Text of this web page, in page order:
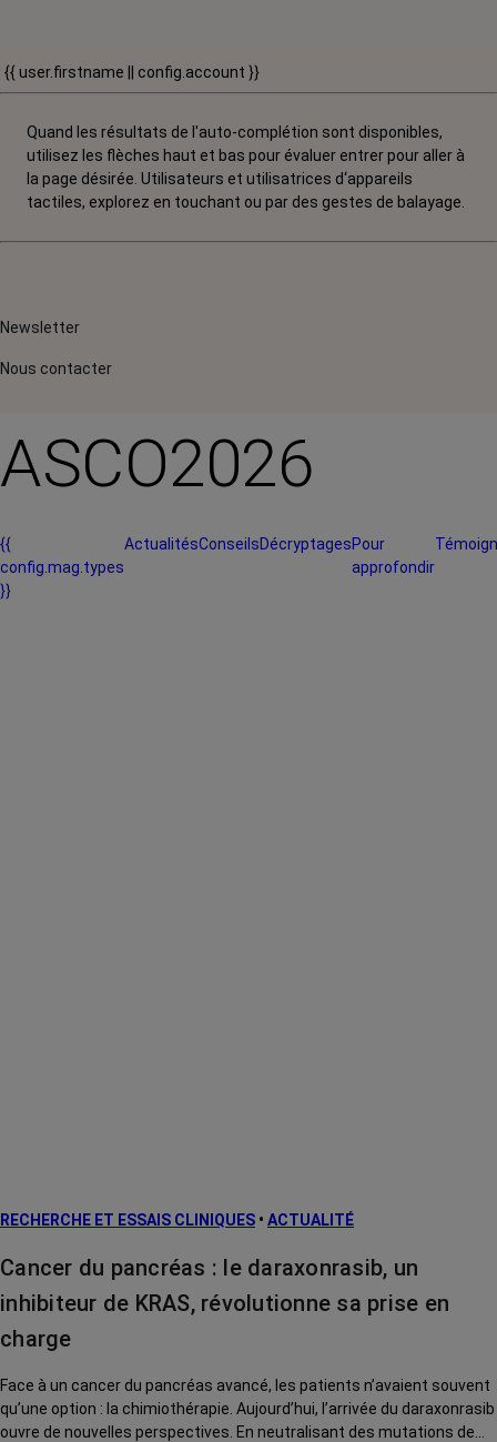
{{ user.firstname || config.account }}
Quand les résultats de l'auto-complétion sont disponibles,
utilisez les flèches haut et bas pour évaluer entrer pour aller à
la page désirée. Utilisateurs et utilisatrices d‘appareils
tactiles, explorez en touchant ou par des gestes de balayage.
Newsletter
Nous contacter
ASCO2026
{{
config.mag.types
}}
ActualitésConseilsDécryptagesPour
approfondir
RECHERCHE ET ESSAIS CLINIQUES • ACTUALITÉ
Cancer du pancréas : le daraxonrasib, un
inhibiteur de KRAS, révolutionne sa prise en
charge
Face à un cancer du pancréas avancé, les patients n’avaient souvent
qu’une option : la chimiothérapie. Aujourd’hui, l’arrivée du daraxonrasib
ouvre de nouvelles perspectives. En neutralisant des mutations de